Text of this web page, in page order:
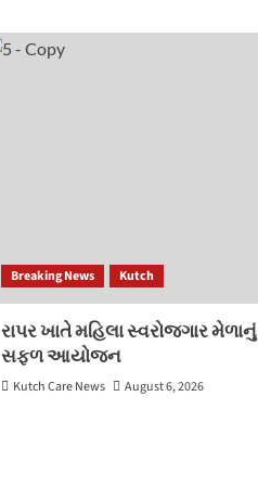
Breaking News Kutch
રાપર ખાતે મહિલા સ્વરોજગાર મેળાનું
સફળ આયોજન
Kutch Care News August 6, 2026